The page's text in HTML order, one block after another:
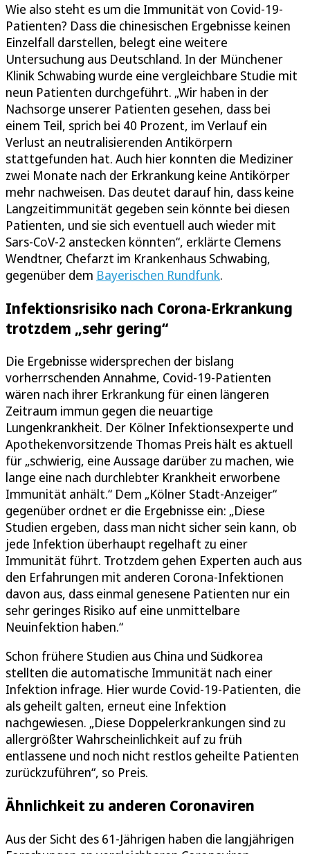
Wie also steht es um die Immunität von Covid-19-
Patienten? Dass die chinesischen Ergebnisse keinen
Einzelfall darstellen, belegt eine weitere
Untersuchung aus Deutschland. In der Münchener
Klinik Schwabing wurde eine vergleichbare Studie mit
neun Patienten durchgeführt. „Wir haben in der
Nachsorge unserer Patienten gesehen, dass bei
einem Teil, sprich bei 40 Prozent, im Verlauf ein
Verlust an neutralisierenden Antikörpern
stattgefunden hat. Auch hier konnten die Mediziner
zwei Monate nach der Erkrankung keine Antikörper
mehr nachweisen. Das deutet darauf hin, dass keine
Langzeitimmunität gegeben sein könnte bei diesen
Patienten, und sie sich eventuell auch wieder mit
Sars-CoV-2 anstecken könnten“, erklärte Clemens
Wendtner, Chefarzt im Krankenhaus Schwabing,
gegenüber dem Bayerischen Rundfunk.
Infektionsrisiko nach Corona-Erkrankung
trotzdem „sehr gering“
Die Ergebnisse widersprechen der bislang
vorherrschenden Annahme, Covid-19-Patienten
wären nach ihrer Erkrankung für einen längeren
Zeitraum immun gegen die neuartige
Lungenkrankheit. Der Kölner Infektionsexperte und
Apothekenvorsitzende Thomas Preis hält es aktuell
für „schwierig, eine Aussage darüber zu machen, wie
lange eine nach durchlebter Krankheit erworbene
Immunität anhält.“ Dem „Kölner Stadt-Anzeiger“
gegenüber ordnet er die Ergebnisse ein: „Diese
Studien ergeben, dass man nicht sicher sein kann, ob
jede Infektion überhaupt regelhaft zu einer
Immunität führt. Trotzdem gehen Experten auch aus
den Erfahrungen mit anderen Corona-Infektionen
davon aus, dass einmal genesene Patienten nur ein
sehr geringes Risiko auf eine unmittelbare
Neuinfektion haben.“
Schon frühere Studien aus China und Südkorea
stellten die automatische Immunität nach einer
Infektion infrage. Hier wurde Covid-19-Patienten, die
als geheilt galten, erneut eine Infektion
nachgewiesen. „Diese Doppelerkrankungen sind zu
allergrößter Wahrscheinlichkeit auf zu früh
entlassene und noch nicht restlos geheilte Patienten
zurückzuführen“, so Preis.
Ähnlichkeit zu anderen Coronaviren
Aus der Sicht des 61-Jährigen haben die langjährigen